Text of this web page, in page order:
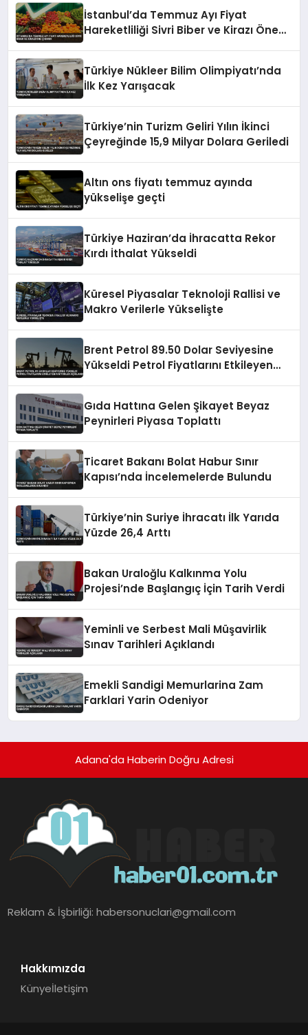
İstanbul’da Temmuz Ayı Fiyat
Hareketliliği Sivri Biber ve Kirazı Öne
Türkiye Nükleer Bilim Olimpiyatı’nda
İlk Kez Yarışacak
Türkiye’nin Turizm Geliri Yılın İkinci
Çeyreğinde 15,9 Milyar Dolara Geriledi
Altın ons fiyatı temmuz ayında
yükselişe geçti
Türkiye Haziran’da İhracatta Rekor
Kırdı İthalat Yükseldi
Küresel Piyasalar Teknoloji Rallisi ve
Makro Verilerle Yükselişte
Brent Petrol 89.50 Dolar Seviyesine
Yükseldi Petrol Fiyatlarını Etkileyen
Gıda Hattına Gelen Şikayet Beyaz
Peynirleri Piyasa Toplattı
Ticaret Bakanı Bolat Habur Sınır
Kapısı’nda İncelemelerde Bulundu
Türkiye’nin Suriye İhracatı İlk Yarıda
Yüzde 26,4 Arttı
Bakan Uraloğlu Kalkınma Yolu
Projesi’nde Başlangıç İçin Tarih Verdi
Yeminli ve Serbest Mali Müşavirlik
Sınav Tarihleri Açıklandı
Emekli Sandigi Memurlarina Zam
Farklari Yarin Odeniyor
Adana'da Haberin Doğru Adresi
Reklam & İşbirliği:habersonuclari@gmail.com
Hakkımızda
Künyeİletişim